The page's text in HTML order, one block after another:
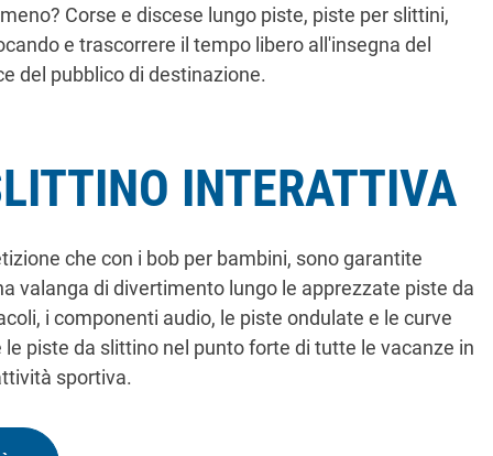
Corse e discese lungo piste, piste per slittini,
e trascorrere il tempo libero all'insegna del
del pubblico di destinazione.
INTERATTIVA
che con i bob per bambini, sono garantite
valanga di divertimento lungo le apprezzate piste da
i componenti audio, le piste ondulate e le curve
piste da slittino nel punto forte di tutte le vacanze in
sportiva.